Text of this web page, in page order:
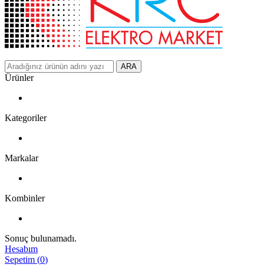
ARA
Ürünler
Kategoriler
Markalar
Kombinler
Sonuç bulunamadı.
Hesabım
Sepetim (0)